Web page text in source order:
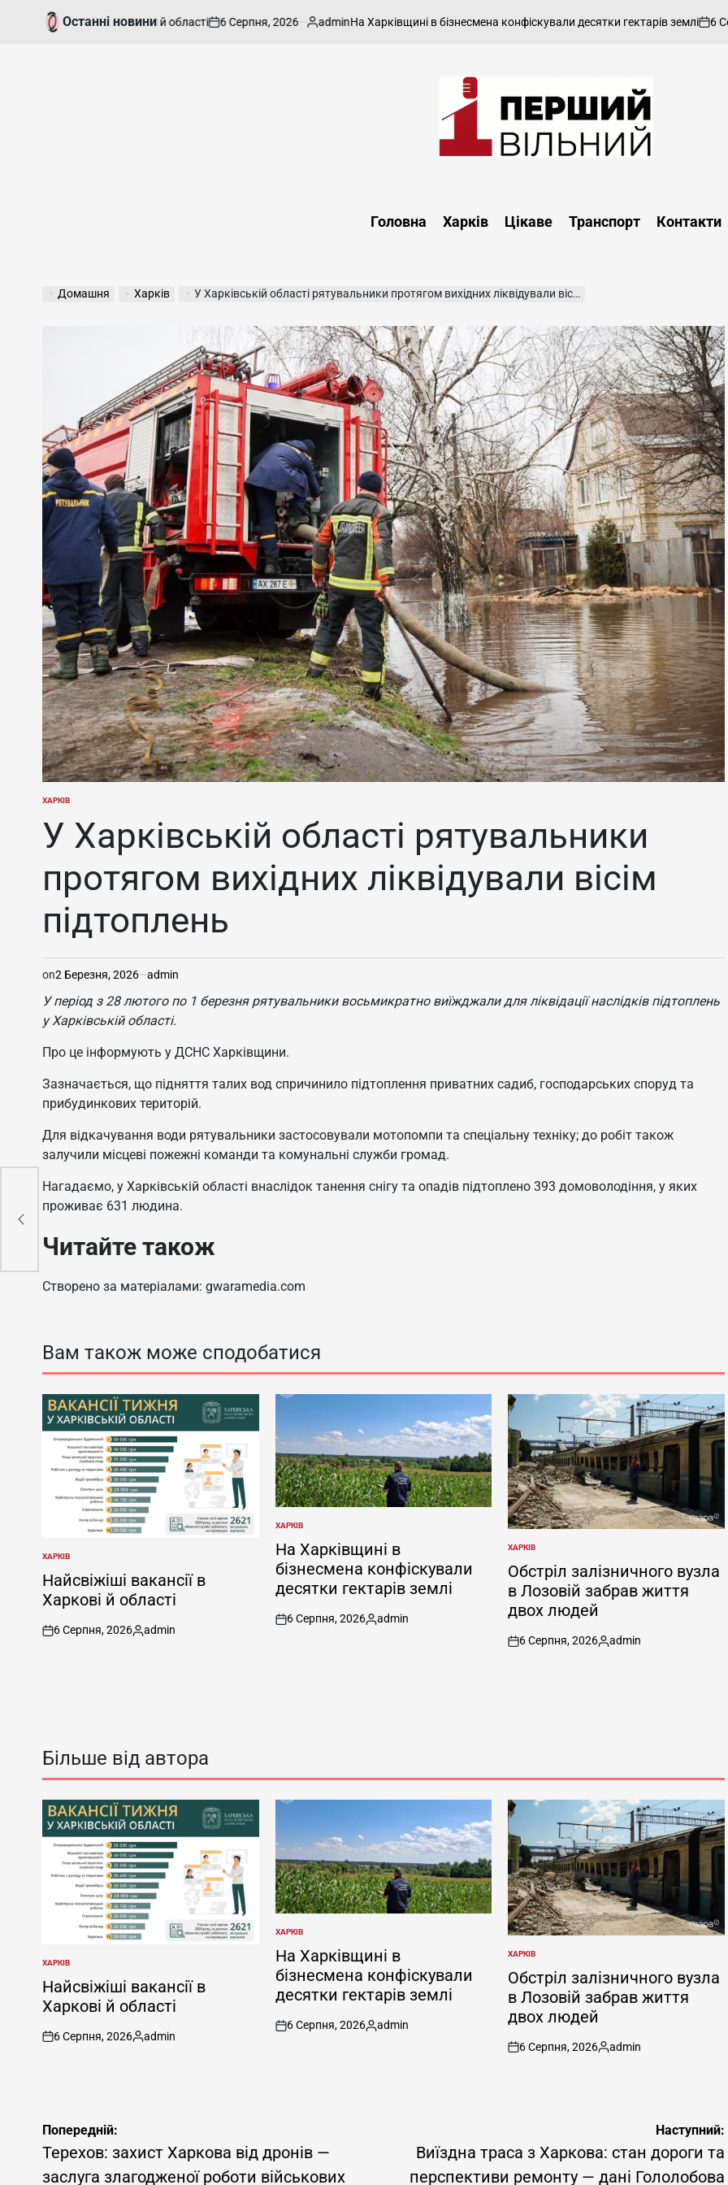
Перейти
Останні новини
вакансії в Харкові й області
on
6 Серпня, 2026
Опубліковано
adminНа Харківщині в бізнесмена конфіскували десятки гектарів землі
on
6
харківський,
області
Головна Харків Цікаве Транспорт Контакти
Домашня Харків У Харківській області рятувальники протягом вихідних ліквідували вісім підтоплень
ОПУБЛІКУВАТИ
ХАРКІВ
У Харківській області рятувальники
протягом вихідних ліквідували вісім
підтоплень
on2 Березня, 2026 admin
У період з 28 лютого по 1 березня рятувальники восьмикратно виїжджали для ліквідації наслідків підтоплень
у Харківській області.
Про це інформують у ДСНС Харківщини.
Зазначається, що підняття талих вод спричинило підтоплення приватних садиб, господарських споруд та
прибудинкових територій.
Для відкачування води рятувальники застосовували мотопомпи та спеціальну техніку; до робіт також
залучили місцеві пожежні команди та комунальні служби громад.
Нагадаємо, у Харківській області внаслідок танення снігу та опадів підтоплено 393 домоволодіння, у яких
проживає 631 людина.
Читайте також
Створено за матеріалами: gwaramedia.com
Вам також може сподобатися
ОПУБЛІКУВАТИ
У
ХАРКІВ
Найсвіжіші вакансії в
Харкові й області
on
6 Серпня, 2026
Опубліковано
admin
ОПУБЛІКУВАТИ
У
ХАРКІВ
На Харківщині в
бізнесмена конфіскували
десятки гектарів землі
on
6 Серпня, 2026
Опубліковано
admin
ОПУБЛІКУВАТИ
У
ХАРКІВ
Обстріл залізничного вузла
в Лозовій забрав життя
двох людей
on
6 Серпня, 2026
Опубліковано
admin
Більше від автора
ОПУБЛІКУВАТИ
У
ХАРКІВ
Найсвіжіші вакансії в
Харкові й області
on
6 Серпня, 2026
Опубліковано
admin
ОПУБЛІКУВАТИ
У
ХАРКІВ
На Харківщині в
бізнесмена конфіскували
десятки гектарів землі
on
6 Серпня, 2026
Опубліковано
admin
ОПУБЛІКУВАТИ
У
ХАРКІВ
Обстріл залізничного вузла
в Лозовій забрав життя
двох людей
on
6 Серпня, 2026
Опубліковано
admin
Навігація
записів
Попередній:
Терехов: захист Харкова від дронів —
заслуга злагодженої роботи військових
Наступний:
Виїздна траса з Харкова: стан дороги та
перспективи ремонту — дані Гололобова